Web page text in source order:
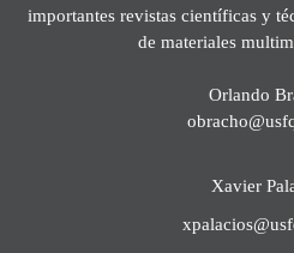
importantes revistas científicas y
de materiales
Orlando
Xavier